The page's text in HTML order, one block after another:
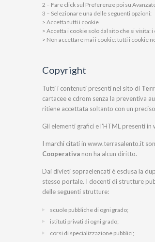
2 – Fare click sul Preferenze poi su
3 – Selezionare una delle seguenti opzioni:
> Accetta tutti i cookie
> Accetta i cookie solo dal sito che si
> Non accettare mai i cookie: tutti i cookie
Copyright
Tutti i contenuti presenti nel sito di
cartacee e cdrom senza la preventiva
ritiene accettata soltanto con un
Gli elementi grafici e l'HTML presenti
I marchi citati in www.terrasalento.it
Cooperativa non ha alcun diritto.
Dai divieti sopraelencati è esclusa la
stesso portale. I docenti di strutture
delle seguenti strutture:
scuole pubbliche di ogni grado;
istituti privati di ogni grado;
corsi di specializzazione pubblici;